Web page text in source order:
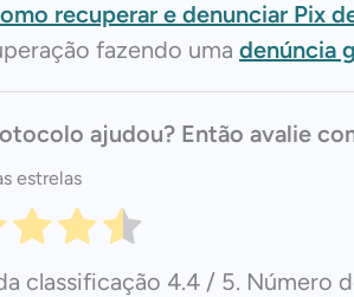
recuperar e denunciar Pix
fazendo uma denúncia
ajudou? Então avalie
estrelas
classificação 4.4 / 5. Número